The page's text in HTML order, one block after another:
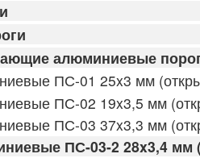
алюминиевые
ПС-01 25x3 мм
ПС-02 19x3,5 мм
ПС-03 37x3,3 мм
ПС-03-2 28x3,4 мм